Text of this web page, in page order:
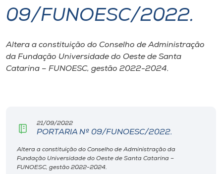
I.nova
Diplomados
Editora
09/FUNOESC/2022.
Altera a constituição do Conselho de Administração
da Fundação Universidade do Oeste de Santa
Catarina – FUNOESC, gestão 2022-2024.
21/09/2022
PORTARIA Nº 09/FUNOESC/2022.
Altera a constituição do Conselho de Administração da
Fundação Universidade do Oeste de Santa Catarina –
FUNOESC, gestão 2022-2024.